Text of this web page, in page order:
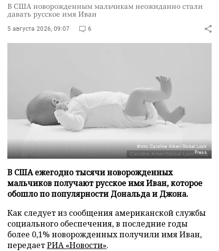
В США новорожденным мальчикам неожиданно стали
давать русское имя Иван
5 августа 2026, 09:07 6
Фото: Caroline Arber/Global Look
Press
В США ежегодно тысячи новорожденных
мальчиков получают русское имя Иван, которое
обошло по популярности Дональда и Джона.
Как следует из сообщения американской службы
социального обеспечения, в последние годы
более 0,1% новорожденных получили имя Иван,
передаетРИА «Новости».